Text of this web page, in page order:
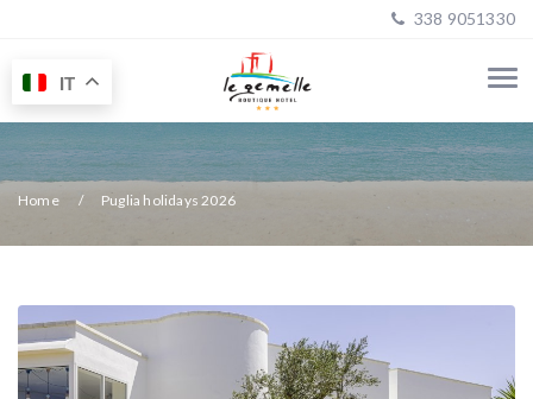
338 9051330
Home Puglia holidays 2026
IT